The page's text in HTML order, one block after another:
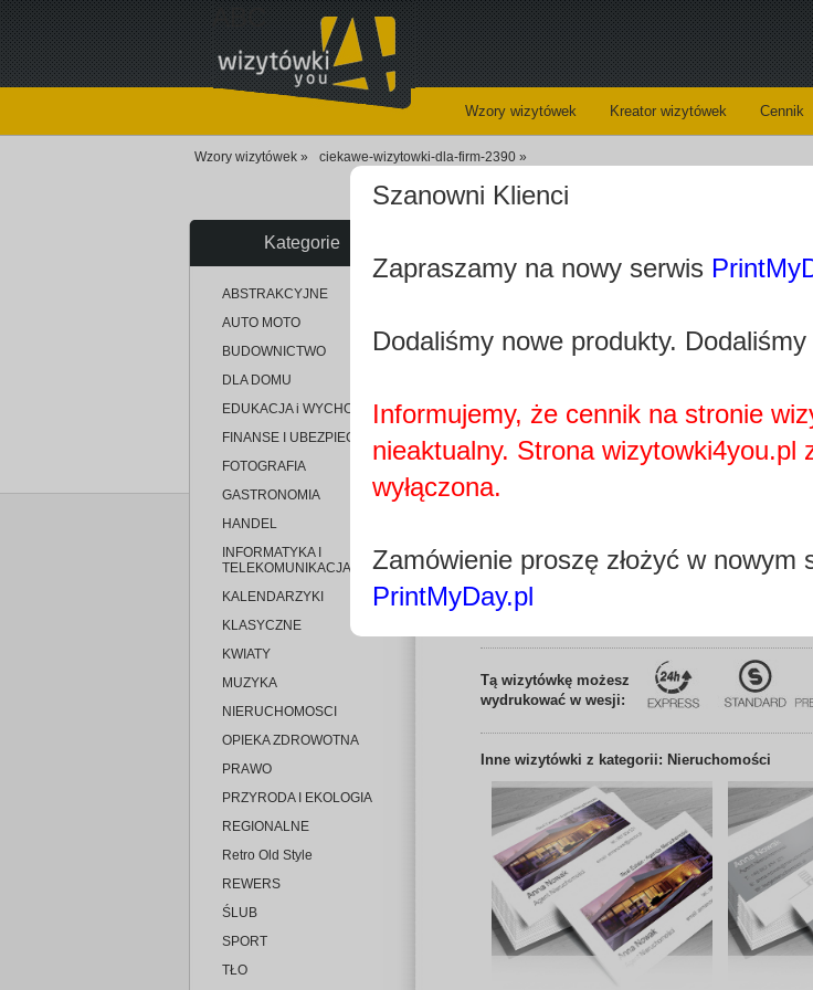
Wzory wizytówek Kreator wizytówek Cennik
Wzory wizytówek » ciekawe-wizytowki-dla-firm-2390 »
Kategorie
ABSTRAKCYJNE
AUTO MOTO
BUDOWNICTWO
DLA DOMU
EDUKACJA i WYCHOWANIE
FINANSE I UBEZPIECZENIA
FOTOGRAFIA
GASTRONOMIA
HANDEL
INFORMATYKA I
TELEKOMUNIKACJA
KALENDARZYKI
KLASYCZNE
KWIATY
MUZYKA
NIERUCHOMOSCI
OPIEKA ZDROWOTNA
PRAWO
PRZYRODA I EKOLOGIA
REGIONALNE
Retro Old Style
REWERS
ŚLUB
SPORT
TŁO
ABC
Edytuj wizytówkę
Tą wizytówkę możesz
wydrukować w wesji:
Inne wizytówki z kategorii: Nieruchomości
Szanowni Klienci
Zapraszamy na nowy serwis
Dodaliśmy nowe produkty.
Informujemy, że cennik na stronie
nieaktualny. Strona wizytowki4you.pl
wyłączona.
Zamówienie proszę złożyć w nowym
PrintMyDay.pl